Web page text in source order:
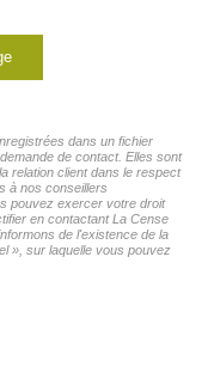
dans un fichier
de contact. Elles sont
relation client dans le respect
à nos conseillers
pouvez exercer votre droit
en contactant La Cense
de l'existence de la
», sur laquelle vous pouvez